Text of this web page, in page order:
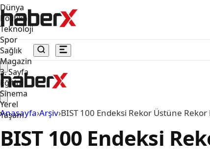
Dünya
Politika
Teknoloji
Spor
Sağlık
Magazin
3. Sayfa
Eğitim
Sinema
Yerel
Yaşam
Anasayfa›Arşiv›BIST 100 Endeksi Rekor Üstüne Rekor
BIST 100 Endeksi